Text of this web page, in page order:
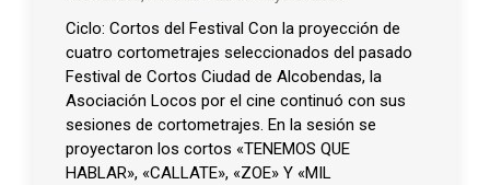
Ciclo: Cortos del Festival Con la proyección de
cuatro cortometrajes seleccionados del pasado
Festival de Cortos Ciudad de Alcobendas, la
Asociación Locos por el cine continuó con sus
sesiones de cortometrajes. En la sesión se
proyectaron los cortos «TENEMOS QUE
HABLAR», «CALLATE», «ZOE» Y «MIL